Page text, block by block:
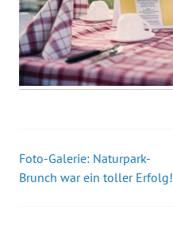
Beitrags-
Foto-Galerie: Naturpark-
Brunch war ein toller Erfolg!